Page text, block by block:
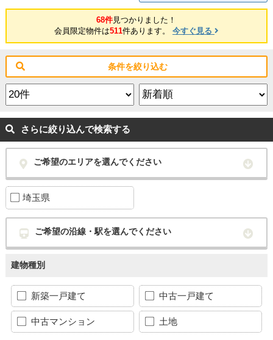
68件見つかりました！
会員限定物件は511件あります。 今すぐ見る
条件を絞り込む
さらに絞り込んで検索する
ご希望のエリアを選んでください
埼玉県
ご希望の沿線・駅を選んでください
建物種別
新築一戸建て 中古一戸建て
中古マンション 土地